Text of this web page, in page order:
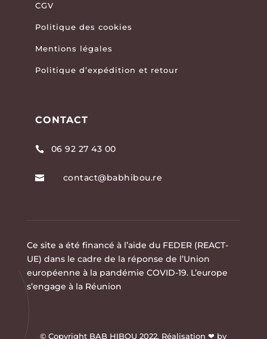
CGV
Politique des cookies
Mentions légales
Politique d’expédition et retour
CONTACT
 06 92 27 43 00
 contact@babhibou.re
Ce site a été financé à l’aide du FEDER (REACT-
UE) dans le cadre de la réponse de l’Union
européenne à la pandémie COVID-19. L’europe
s’engage à la Réunion
© Copyright BAB HIBOU 2022. Réalisation ❤ by